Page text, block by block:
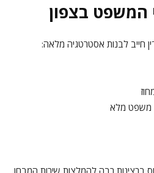
המשפט בצפון
חייב לבנות אסטרטגיה מלאה:
משפט מלא